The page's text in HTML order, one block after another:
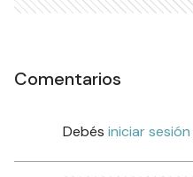
Comentarios
Debés iniciar sesión